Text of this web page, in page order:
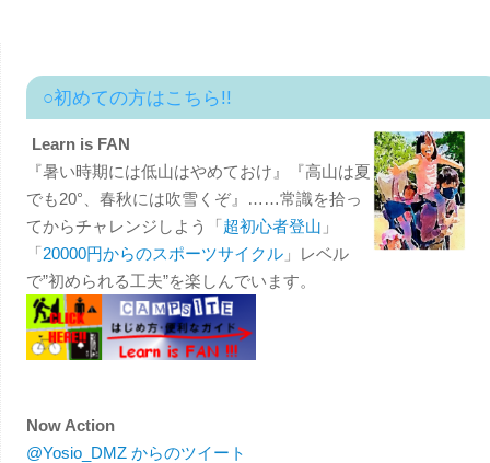
○初めての方はこちら!!
Learn is FAN
『暑い時期には低山はやめておけ』『高山は夏
でも20°、春秋には吹雪くぞ』……常識を拾っ
てからチャレンジしよう「超初心者登山 」
「20000円からのスポーツサイクル」レベル
で”初められる工夫”を楽しんでいます。
Now Action
@Yosio_DMZ からのツイート